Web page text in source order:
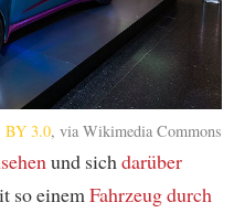
BY 3.0, via Wikimedia Commons
und sichdarüber
so einemFahrzeugdurch